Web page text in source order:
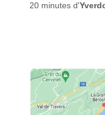
20 minutes d'